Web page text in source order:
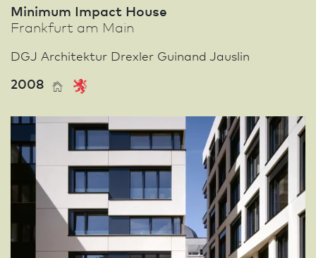
Minimum Impact House
Frank­furt am Main
DGJ Archi­tektur Drexler Guinand Jauslin
2008